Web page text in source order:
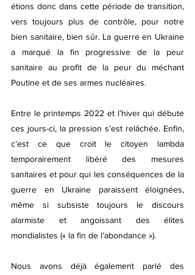
étions donc dans cette période de transition,
vers toujours plus de contrôle, pour notre
bien sanitaire, bien sûr. La guerre en Ukraine
a marqué la fin progressive de la peur
sanitaire au profit de la peur du méchant
Poutine et de ses armes nucléaires.
Entre le printemps 2022 et l’hiver qui débute
ces jours-ci, la pression s’est relâchée. Enfin,
c’est ce que croit le citoyen lambda
temporairement libéré des mesures
sanitaires et pour qui les conséquences de la
guerre en Ukraine paraissent éloignées,
même si subsiste toujours le discours
alarmiste et angoissant des élites
mondialistes (« la fin de l’abondance »).
Nous avons déjà également parlé des